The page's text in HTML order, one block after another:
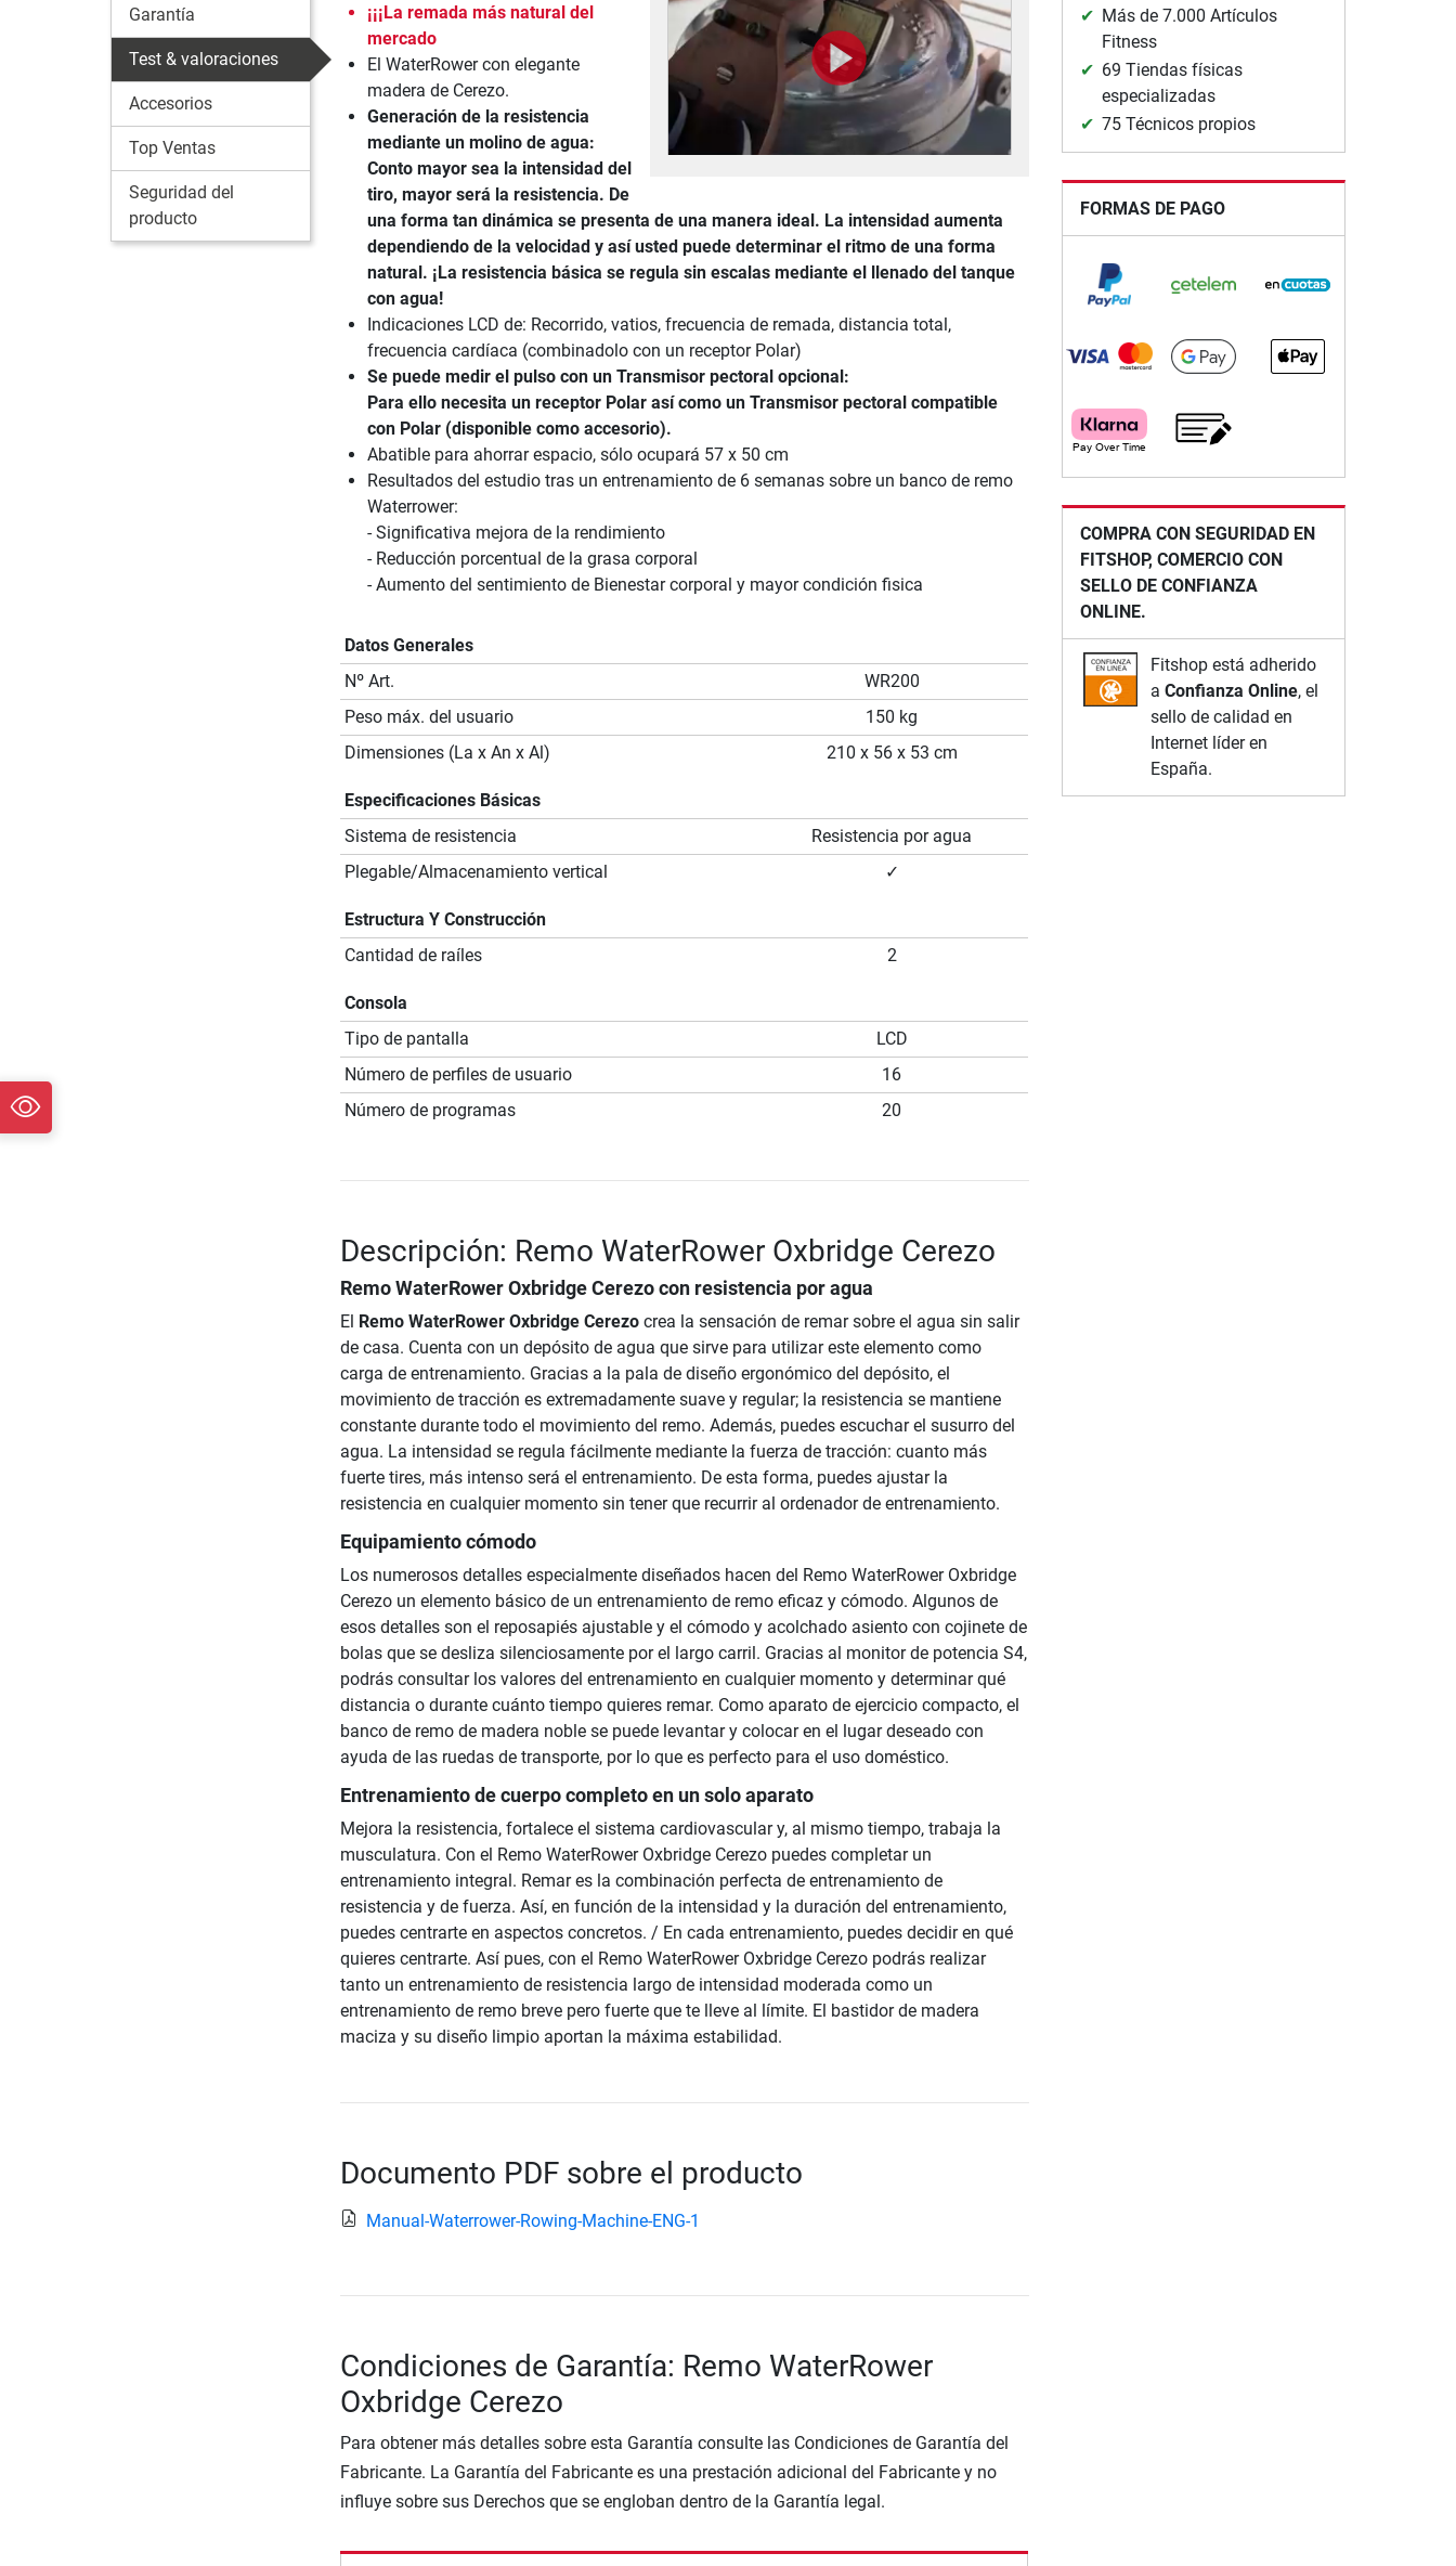
Garantía
Test & valoraciones
Accesorios
Top Ventas
Seguridad del
producto
¡¡¡La remada más natural del
mercado
El WaterRower con elegante
madera de Cerezo.
Generación de la resistencia
mediante un molino de agua:
Conto mayor sea la intensidad del
tiro, mayor será la resistencia. De
una forma tan dinámica se presenta de una manera ideal. La intensidad aumenta
dependiendo de la velocidad y así usted puede determinar el ritmo de una forma
natural. ¡La resistencia básica se regula sin escalas mediante el llenado del tanque
con agua!
Indicaciones LCD de: Recorrido, vatios, frecuencia de remada, distancia total,
frecuencia cardíaca (combinadolo con un receptor Polar)
Se puede medir el pulso con un Transmisor pectoral opcional:
Para ello necesita un receptor Polar así como un Transmisor pectoral compatible
con Polar (disponible como accesorio).
Abatible para ahorrar espacio, sólo ocupará 57 x 50 cm
Resultados del estudio tras un entrenamiento de 6 semanas sobre un banco de remo
Waterrower:
- Significativa mejora de la rendimiento
- Reducción porcentual de la grasa corporal
- Aumento del sentimiento de Bienestar corporal y mayor condición fisica
Datos Generales
Nº Art.
WR200
Peso máx. del usuario
150 kg
Dimensiones (La x An x Al)
210 x 56 x 53 cm
Especificaciones Básicas
Sistema de resistencia
Resistencia por agua
Plegable/Almacenamiento vertical
✓
Estructura Y Construcción
Cantidad de raíles
2
Consola
Tipo de pantalla
LCD
Número de perfiles de usuario
16
Número de programas
20
Descripción: Remo WaterRower Oxbridge Cerezo
Remo WaterRower Oxbridge Cerezocon resistencia por agua
El Remo WaterRower Oxbridge Cerezocrea la sensación de remar sobre el agua sin salir
de casa. Cuenta con un depósito de agua que sirve para utilizar este elemento como
carga de entrenamiento. Gracias a la pala de diseño ergonómico del depósito, el
movimiento de tracción es extremadamente suave y regular; la resistencia se mantiene
constante durante todo el movimiento del remo. Además, puedes escuchar el susurro del
agua. La intensidad se regula fácilmente mediante la fuerza de tracción: cuanto más
fuerte tires, más intenso será el entrenamiento. De esta forma, puedes ajustar la
resistencia en cualquier momento sin tener que recurrir al ordenador de entrenamiento.
Equipamiento cómodo
Los numerosos detalles especialmente diseñados hacen del Remo WaterRower Oxbridge
Cerezo un elemento básico de un entrenamiento de remo eficaz y cómodo. Algunos de
esos detalles son el reposapiés ajustable y el cómodo y acolchado asiento con cojinete de
bolas que se desliza silenciosamente por el largo carril. Gracias al monitor de potencia S4,
podrás consultar los valores del entrenamiento en cualquier momento y determinar qué
distancia o durante cuánto tiempo quieres remar. Como aparato de ejercicio compacto, el
banco de remo de madera noble se puede levantar y colocar en el lugar deseado con
ayuda de las ruedas de transporte, por lo que es perfecto para el uso doméstico.
Entrenamiento de cuerpo completo en un solo aparato
Mejora la resistencia, fortalece el sistema cardiovascular y, al mismo tiempo, trabaja la
musculatura. Con el Remo WaterRower Oxbridge Cerezo puedes completar un
entrenamiento integral. Remar es la combinación perfecta de entrenamiento de
resistencia y de fuerza. Así, en función de la intensidad y la duración del entrenamiento,
puedes centrarte en aspectos concretos. / En cada entrenamiento, puedes decidir en qué
quieres centrarte. Así pues, con el Remo WaterRower Oxbridge Cerezo podrás realizar
tanto un entrenamiento de resistencia largo de intensidad moderada como un
entrenamiento de remo breve pero fuerte que te lleve al límite. El bastidor de madera
maciza y su diseño limpio aportan la máxima estabilidad.
Documento PDF sobre el producto
Manual-Waterrower-Rowing-Machine-ENG-1
Condiciones de Garantía: Remo WaterRower
Oxbridge Cerezo
Para obtener más detalles sobre esta Garantía consulte las Condiciones de Garantía del
Fabricante. La Garantía del Fabricante es una prestación adicional del Fabricante y no
influye sobre sus Derechos que se engloban dentro de la Garantía legal.
Más de 7.000 Artículos
Fitness
69 Tiendas físicas
especializadas
75 Técnicos propios
FORMAS DE PAGO
COMPRA CON SEGURIDAD EN
FITSHOP, COMERCIO CON
SELLO DE CONFIANZA
ONLINE.
Fitshop está adherido
a Confianza Online, el
sello de calidad en
Internet líder en
España.